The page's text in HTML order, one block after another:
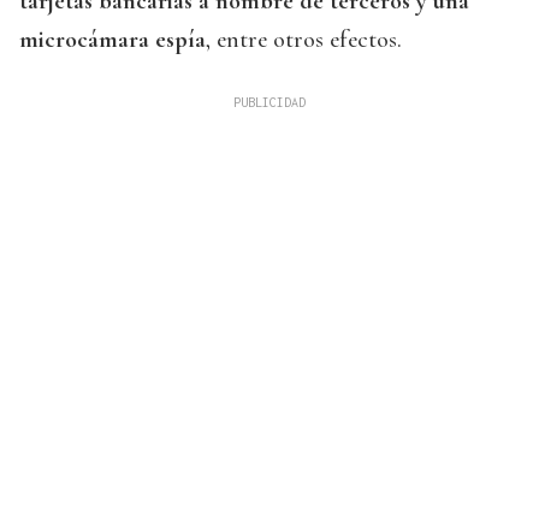
microcámara espía, entre otros efectos.